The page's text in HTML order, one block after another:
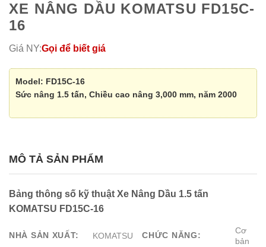
XE NÂNG DẦU KOMATSU FD15C-
16
Giá NY:Gọi để biết giá
Model: FD15C-16
Sức nâng 1.5 tấn, Chiều cao nâng 3,000 mm, năm 2000
MÔ TẢ SẢN PHẨM
Bảng thông số kỹ thuật Xe Nâng Dầu 1.5 tấn
KOMATSU FD15C-16
NHÀ SẢN XUẤT: KOMATSU CHỨC NĂNG:
Cơ
bản